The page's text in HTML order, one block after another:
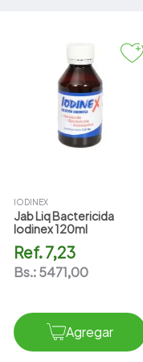
IODINEX
Jab Liq Bactericida
Iodinex 120ml
Ref.7,23
Bs.: 5471,00
Agregar